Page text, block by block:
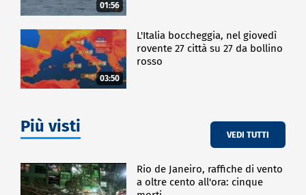
01:56
03:50
L'Italia boccheggia, nel giovedì
rovente 27 città su 27 da bollino
rosso
Più visti VEDI TUTTI
Rio de Janeiro, raffiche di vento
a oltre cento all'ora: cinque